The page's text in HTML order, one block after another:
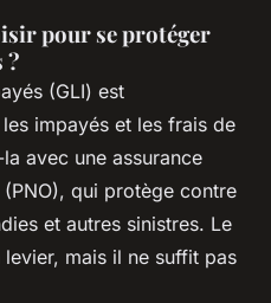
pour se protéger
?
(GLI) est
impayés et les frais de
avec une assurance
qui protège contre
et autres sinistres. Le
mais il ne suffit pas